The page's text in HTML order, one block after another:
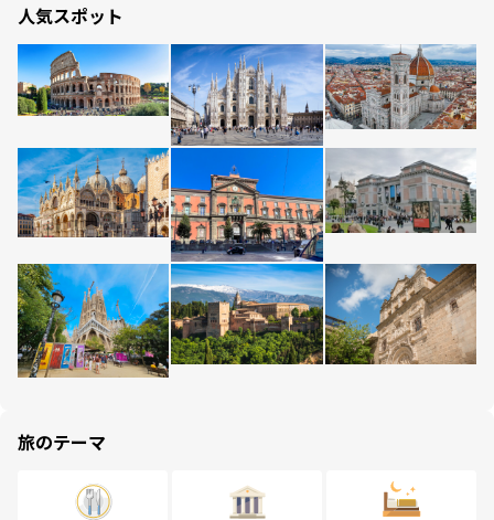
人気スポット
旅のテーマ